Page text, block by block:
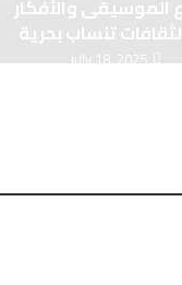
الموسيقى والأفكار
تنساب بحرية
July 18, 2025